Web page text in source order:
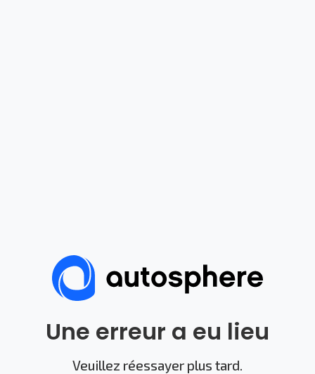
Une erreur a eu lieu
Veuillez réessayer plus tard.